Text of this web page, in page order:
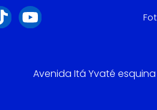
Avenida Itá Yvaté